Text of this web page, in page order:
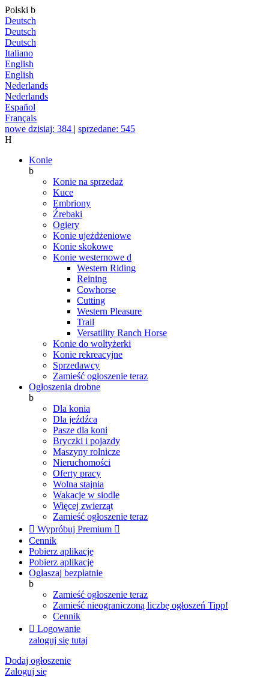
Polski b
Deutsch
Deutsch
Deutsch
Italiano
English
English
Nederlands
Nederlands
Español
Français
nowe dzisiaj: 384 | sprzedane: 545
H
Konie
b
Konie na sprzedaż
Kuce
Embriony
Źrebaki
Ogiery
Konie ujeżdżeniowe
Konie skokowe
Konie westernowe d
Western Riding
Reining
Cowhorse
Cutting
Western Pleasure
Trail
Versatility Ranch Horse
Konie do woltyżerki
Konie rekreacyjne
Sprzedawcy
Zamieść ogłoszenie teraz
Ogłoszenia drobne
b
Dla konia
Dla jeźdźca
Pasze dla koni
Bryczki i pojazdy
Maszyny rolnicze
Nieruchomości
Oferty pracy
Wolna stajnia
Wakacje w siodle
Więcej zwierząt
Zamieść ogłoszenie teraz
 Wypróbuj Premium 
Cennik
Pobierz aplikację
Pobierz aplikację
Ogłaszaj bezpłatnie
b
Zamieść ogłoszenie teraz
Zamieść nieograniczoną liczbę ogłoszeń Tipp!
Cennik
 Logowanie
zaloguj się tutaj
Dodaj ogłoszenie
Zaloguj się